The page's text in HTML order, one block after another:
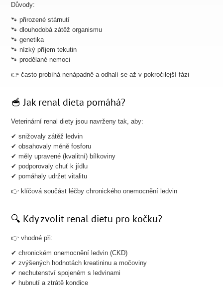
Důvody:
🐾 přirozené stárnutí
🐾 dlouhodobá zátěž organismu
🐾 genetika
🐾 nízký příjem tekutin
🐾 prodělané nemoci
👉 často probíhá nenápadně a odhalí se až v pokročilejší fázi
🥣 Jak renal dieta pomáhá?
Veterinární renal diety jsou navrženy tak, aby:
✔ snižovaly zátěž ledvin
✔ obsahovaly méně fosforu
✔ měly upravené (kvalitní) bílkoviny
✔ podporovaly chuť k jídlu
✔ pomáhaly udržet vitalitu
👉 klíčová součást léčby chronického onemocnění ledvin
🔍 Kdy zvolit renal dietu pro kočku?
👉 vhodné při:
✔ chronickém onemocnění ledvin (CKD)
✔ zvýšených hodnotách kreatininu a močoviny
✔ nechutenství spojeném s ledvinami
✔ hubnutí a ztrátě kondice